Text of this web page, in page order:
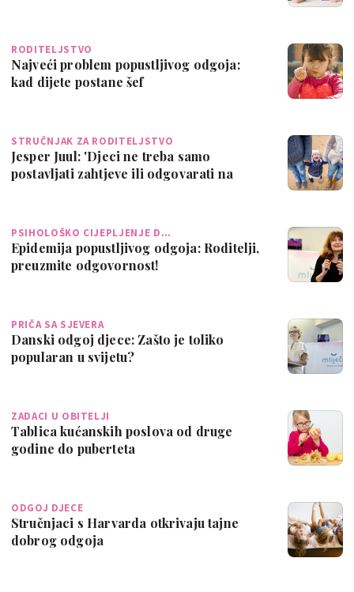
RODITELJSTVO
Najveći problem popustljivog odgoja:
kad dijete postane šef
STRUČNJAK ZA RODITELJSTVO
Jesper Juul: 'Djeci ne treba samo
postavljati zahtjeve ili odgovarati na
PSIHOLOŠKO CIJEPLJENJE D…
Epidemija popustljivog odgoja: Roditelji,
preuzmite odgovornost!
PRIČA SA SJEVERA
Danski odgoj djece: Zašto je toliko
popularan u svijetu?
ZADACI U OBITELJI
Tablica kućanskih poslova od druge
godine do puberteta
ODGOJ DJECE
Stručnjaci s Harvarda otkrivaju tajne
dobrog odgoja